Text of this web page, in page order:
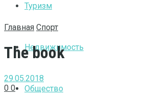
Туризм
Недвижимость
Общество
Главная Спорт
The book
29.05.2018
0 0